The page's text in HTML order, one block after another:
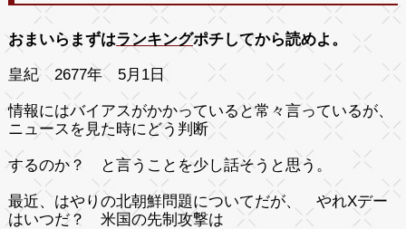
おまいらまずはランキングポチしてから読めよ。
皇紀 2677年 5月1日
情報にはバイアスがかかっていると常々言っているが、
ニュースを見た時にどう判断
するのか？ と言うことを少し話そうと思う。
最近、はやりの北朝鮮問題についてだが、 やれXデー
はいつだ？ 米国の先制攻撃は